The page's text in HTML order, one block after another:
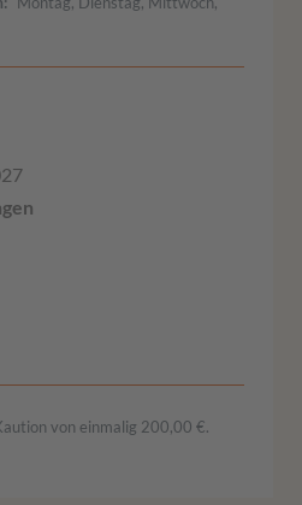
von einmalig 200,00 €.